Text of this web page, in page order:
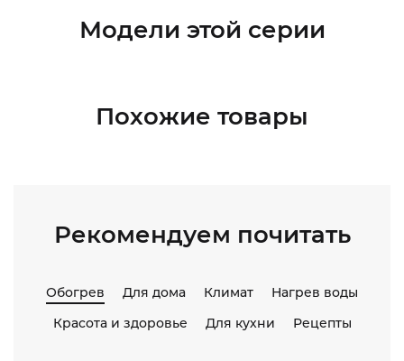
Модели этой серии
Похожие товары
Рекомендуем почитать
Обогрев Для дома Климат
Нагрев воды
Красота и здоровье
Для кухни Рецепты